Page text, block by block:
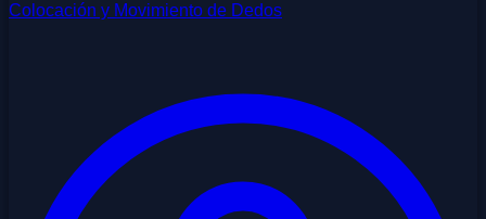
Colocación y Movimiento de Dedos